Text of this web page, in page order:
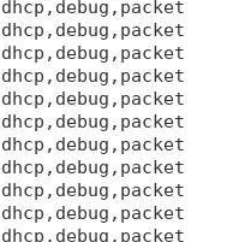
dhcp,debug,packet  ->
dhcp,debug,packet
dhcp,debug,packet
dhcp,debug,packet  ->
dhcp,debug,packet
dhcp,debug,packet
dhcp,debug,packet
dhcp,debug,packet   -
dhcp,debug,packet
dhcp,debug,packet
dhcp,debug,packet